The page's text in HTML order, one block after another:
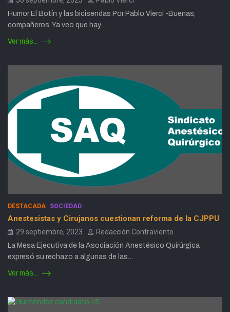
Humor El Botín y las bicisendas Por Pablo Vierci -Buenas,
compañeros. Ya veo que hay…
Ver más...
DESTACADA SOCIEDAD
Anestesistas y Cirujanos cuestionan reforma de la CJPPU
29 septiembre, 2023 Redacción Contraviento
La Mesa Ejecutiva de la Asociación Anestésico Quirúrgica
expresó su rechazo a algunas de las…
Ver más...